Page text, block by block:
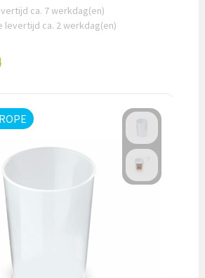
& Kantoorartikelen
ca. 7 werkdag(en)
levertijd ca. 2 werkdag(en)